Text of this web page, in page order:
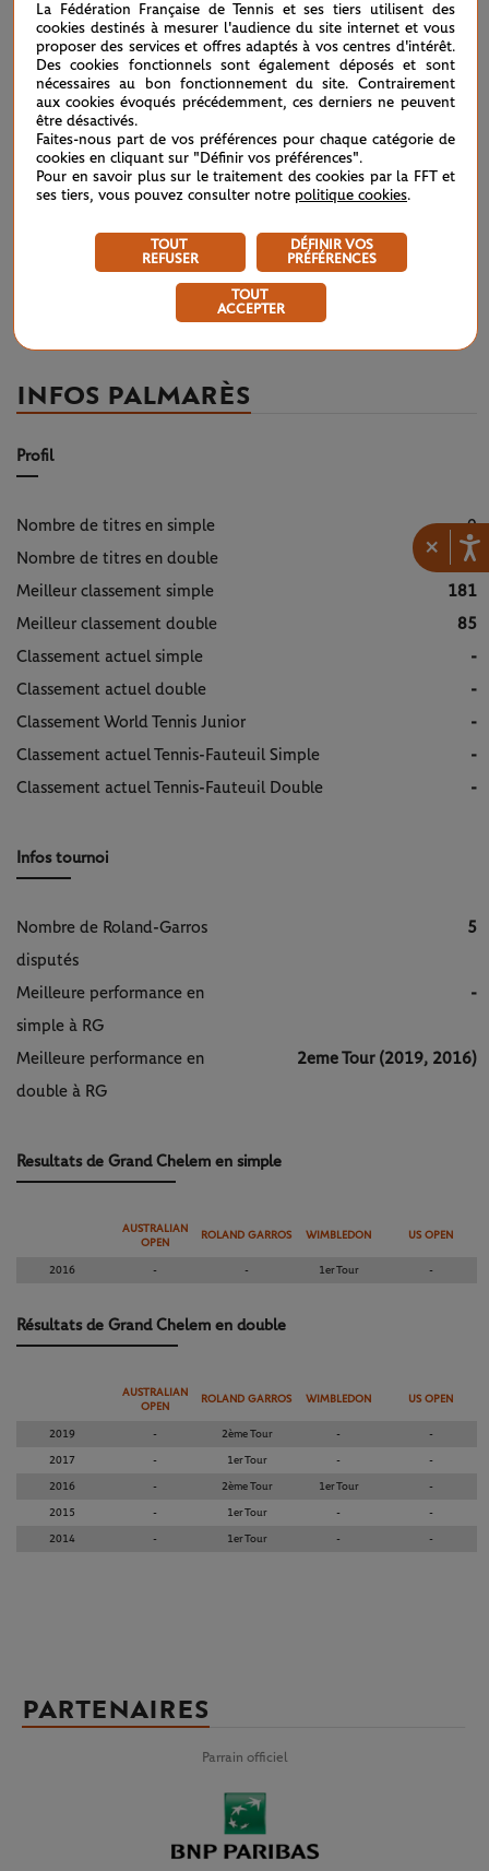
×
12/07
Wimbledon 2026 – Finale messieurs : écrire un peu plus
l’histoire
11/07 Wimbledon 2026 : Noskova, le triomphe de la jeunesse
11/07
Wimbledon 2026 – Finale dames : héritières d’une grande
tradition
Wimbledon 2026 – Demi-finales messieurs : voyage en
INFOS PALMARÈS
Profil
Nombre de titres en simple
0
Nombre de titres en double
0
Meilleur classement simple
181
Meilleur classement double
85
Classement actuel simple
-
Classement actuel double
-
Classement World Tennis Junior
-
Classement actuel Tennis-Fauteuil Simple
-
Classement actuel Tennis-Fauteuil Double
-
Infos tournoi
Nombre de Roland-Garros
disputés
5
Meilleure performance en
simple à RG
-
Meilleure performance en
double à RG
2eme Tour (2019, 2016)
Resultats de Grand Chelem en simple
AUSTRALIAN
OPEN
ROLAND GARROS WIMBLEDON US OPEN
2016 - - 1er Tour -
Résultats de Grand Chelem en double
AUSTRALIAN
OPEN
ROLAND GARROS WIMBLEDON US OPEN
2019 - 2ème Tour - -
2017 - 1er Tour - -
2016 - 2ème Tour 1er Tour -
2015 - 1er Tour - -
2014 - 1er Tour - -
PARTENAIRES
Parrain officiel
La Fédération Française de Tennis et ses tiers utilisent des
cookies destinés à mesurer l'audience du site internet et vous
proposer des services et offres adaptés à vos centres d'intérêt.
Des cookies fonctionnels sont également déposés et sont
nécessaires au bon fonctionnement du site. Contrairement
aux cookies évoqués précédemment, ces derniers ne peuvent
être désactivés.
Faites-nous part de vos préférences pour chaque catégorie de
cookies en cliquant sur "Définir vos préférences".
Pour en savoir plus sur le traitement des cookies par la FFT et
ses tiers, vous pouvez consulter notre politique cookies.
TOUT
REFUSER
DÉFINIR VOS
PRÉFÉRENCES
TOUT
ACCEPTER